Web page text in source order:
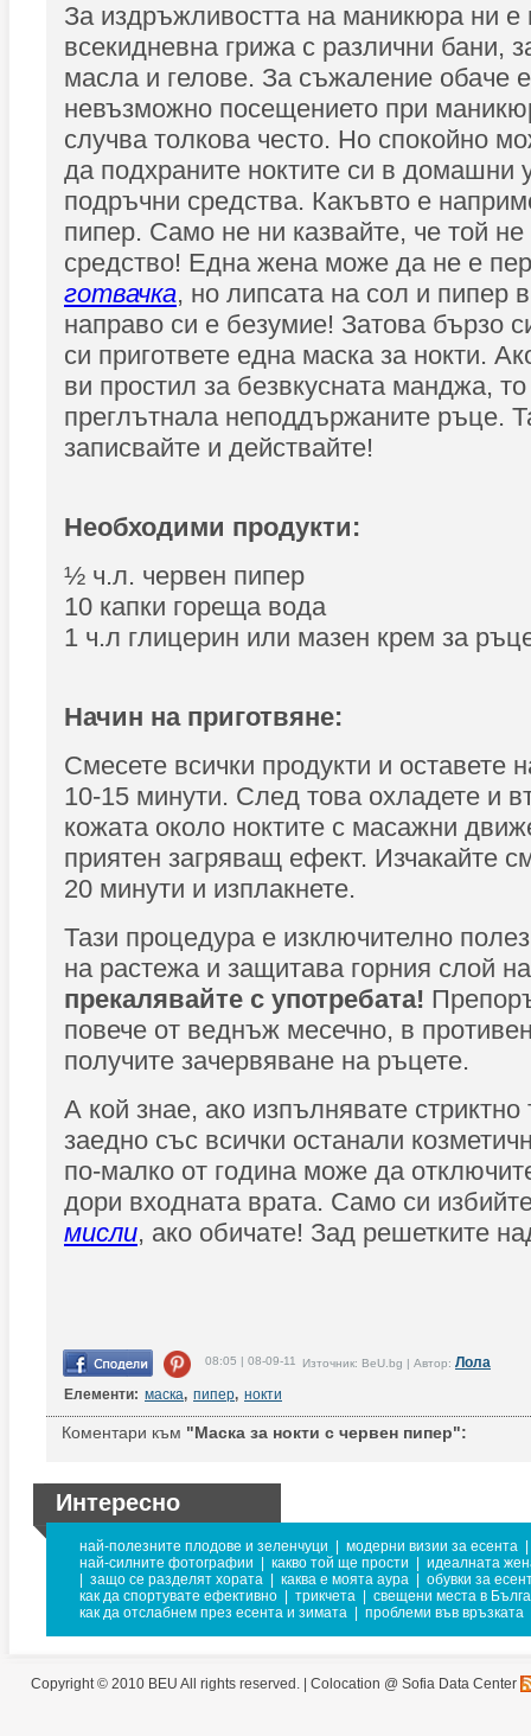
За издръжливостта на маникюра ни е
всекидневна грижа с различни бани,
масла и гелове. За съжаление обаче
невъзможно посещението при
случва толкова често. Но спокойно
да подхраните ноктите си в домашни
подръчни средства. Какъвто е
пипер. Само не ни казвайте, че той
средство! Една жена може да не е
готвачка, но липсата на сол и пипер
направо си е безумие! Затова бързо
си пригответе една маска за нокти.
ви простил за безвкусната манджа,
преглътнала неподдържаните ръце.
записвайте и действайте!
Необходими продукти:
½ ч.л. червен пипер
10 капки гореща вода
1 ч.л глицерин или мазен крем за
Начин на приготвяне:
Смесете всички продукти и оставете
10-15 минути. След това охладете и
кожата около ноктите с масажни
приятен загряващ ефект. Изчакайте
20 минути и изплакнете.
Тази процедура е изключително
на растежа и защитава горния слой
прекалявайте с употребата!
повече от веднъж месечно, в
получите зачервяване на ръцете.
А кой знае, ако изпълнявате стриктно
заедно със всички останали
по-малко от година може да
дори входната врата. Само си
мисли, ако обичате! Зад решетките
08:05 | 08-09-11 Източник: BeU.bg | Автор: Лола
Елементи: маска, пипер, нокти
Коментари към "Маска за нокти с червен пипер":
Интересно
най-полезните плодове и зеленчуци модерни визии за есента
най-силните фотографии
какво той ще прости
идеалната
защо се разделят хората каква е моята аура
обувки за
как да спортувате ефективно
трикчета
свещени места в
как да отслабнем през есента и зимата
проблеми във връзката
Copyright © 2010 BEU All rights reserved. | Colocation @ Sofia Data Center